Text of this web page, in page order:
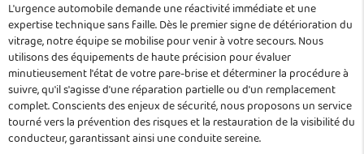
L'urgence automobile demande une réactivité immédiate et une
expertise technique sans faille. Dès le premier signe de détérioration du
vitrage, notre équipe se mobilise pour venir à votre secours. Nous
utilisons des équipements de haute précision pour évaluer
minutieusement l'état de votre pare-brise et déterminer la procédure à
suivre, qu'il s'agisse d'une réparation partielle ou d'un remplacement
complet. Conscients des enjeux de sécurité, nous proposons un service
tourné vers la prévention des risques et la restauration de la visibilité du
conducteur, garantissant ainsi une conduite sereine.